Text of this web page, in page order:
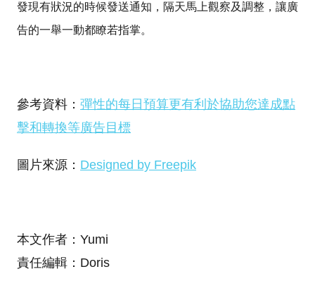
發現有狀況的時候發送通知，隔天馬上觀察及調整，讓廣
告的一舉一動都瞭若指掌。
參考資料： 彈性的每日預算更有利於協助您達成點
擊和轉換等廣告目標
圖片來源： Designed by Freepik
本文作者：Yumi
責任編輯：Doris